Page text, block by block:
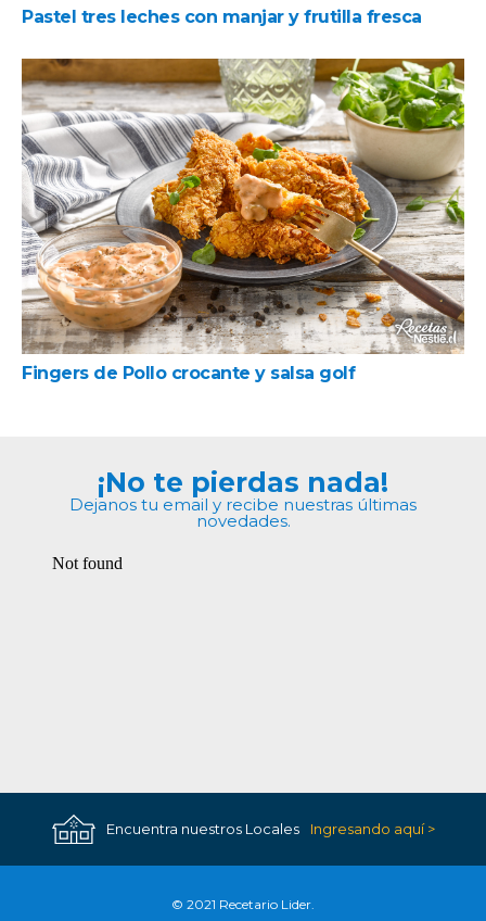
Pastel tres leches con manjar y frutilla fresca
Fingers de Pollo crocante y salsa golf
¡No te pierdas nada!
Dejanos tu email y recibe nuestras últimas
novedades.
Encuentra nuestros Locales Ingresando aquí >
© 2021 Recetario Lider.